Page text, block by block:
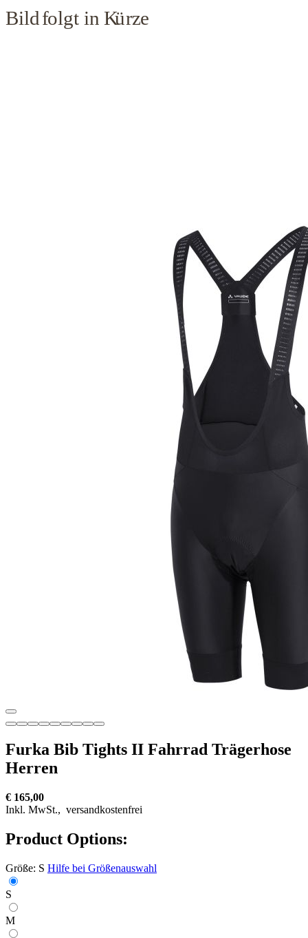
Furka Bib Tights II Fahrrad Trägerhose
Herren
€ 165,00
Inkl. MwSt., versandkostenfrei
Product Options:
Größe: S Hilfe bei Größenauswahl
S
M